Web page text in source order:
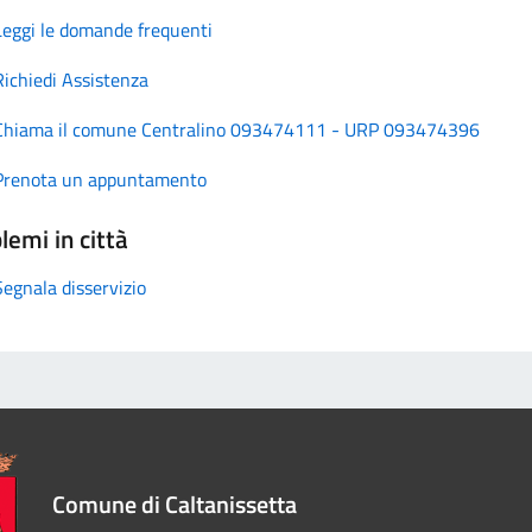
le domande frequenti
Assistenza
il comune Centralino 093474111 - URP 093474396
un appuntamento
in città
disservizio
Comune di Caltanissetta